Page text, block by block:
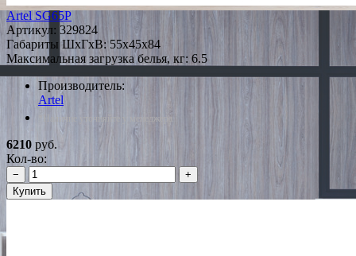
Artel SG65P
Артикул: 329824
Габариты ШxГxВ: 55x45x84
Максимальная загрузка белья, кг: 6.5
Производитель:
Artel
*Наличие уточняйте у менеджера
6210 руб.
Кол-во:
−
+
Купить